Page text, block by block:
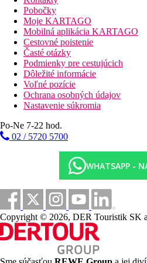
dve a la Carte reštaurácie
lobby bar
bar pri bazéne
Wi-Fi (zadarmo)
konferenčná miestnosť
SPA centrum
5 vonkajších bazénov s
dospelých (2 ležadlá a 1
za vratnú zálohu)
vodná šmykľavka
niekoľko vnútorných
miniklub
detské ihrisko
Popis pláže
piesočnatá pláž
2 ležadlá a 1 slnečník/izba
plážové osušky zadarmo
bar na pláži
Športové aktivity zadarmo
fitness, stolný tenis, aerobic,
pre deti a dospelých
Pobočky
Moje KARTAGO
Mobilná aplikácia KARTAGO
Cestovné poistenie
Časté otázky
Podmienky pre cestujúcich
Dôležité informácie
Voľné pozície
Ochrana osobných údajov
Nastavenie súkromia
Po-Ne 7-22 hod.
02 / 5720 5700
WHATSAPP -
Copyright © 2026, DER Touristik SK